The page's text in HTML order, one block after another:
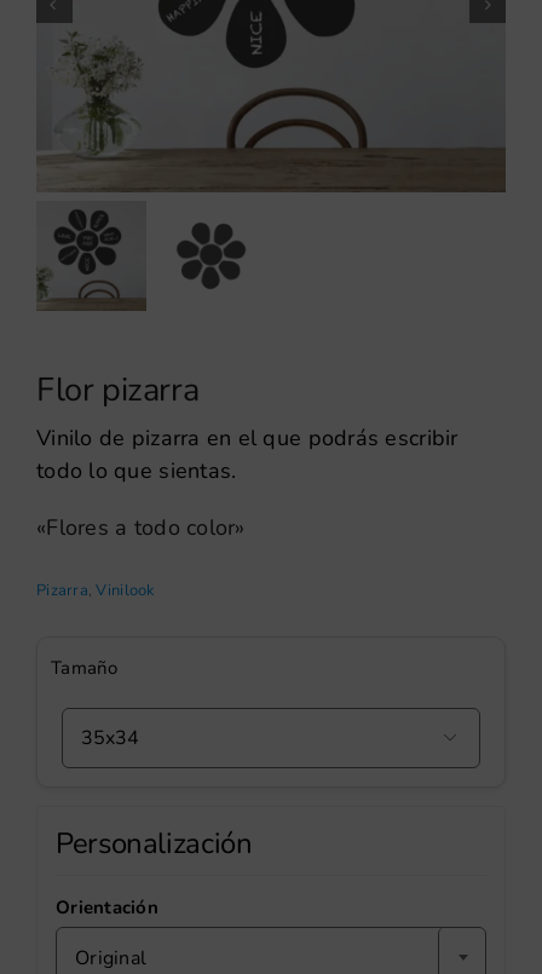
Flor pizarra
Vinilo de pizarra en el que podrás escribir
todo lo que sientas.
«Flores a todo color»
Pizarra,Vinilook
Tamaño

Personalización
Orientación
Original